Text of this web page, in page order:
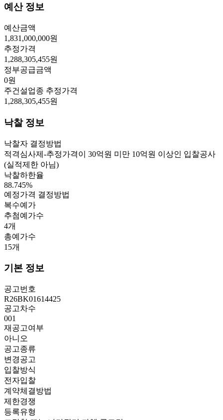
예산 정보
예산금액
1,831,000,000원
추정가격
1,288,305,455원
정부공급금액
0원
주건설업종 추정가격
1,288,305,455원
낙찰 정보
낙찰자 결정방법
적격심사제-추정가격이 30억원 미만 10억원 이상인 입찰공사
(실적제한 아님)
낙찰하한율
88.745%
예정가격 결정방법
복수예가
추첨예가수
4개
총예가수
15개
기본 정보
공고번호
R26BK01614425
공고차수
001
재공고여부
아니오
공고종류
변경공고
입찰방식
전자입찰
계약체결방법
제한경쟁
등록유형